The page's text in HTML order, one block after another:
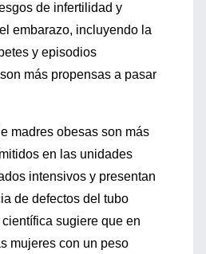
de infertilidad y
embarazo, incluyendo la
y episodios
más propensas a pasar
madres obesas son más
en las unidades
intensivos y presentan
de defectos del tubo
sugiere que en
mujeres con un peso